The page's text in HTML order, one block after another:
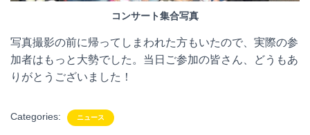
コンサート集合写真
写真撮影の前に帰ってしまわれた方もいたので、実際の参
加者はもっと大勢でした。当日ご参加の皆さん、どうもあ
りがとうございました！
Categories: ニュース